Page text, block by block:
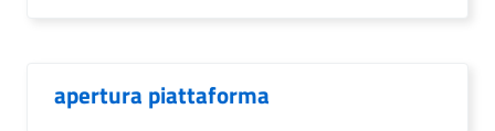
apertura piattaforma